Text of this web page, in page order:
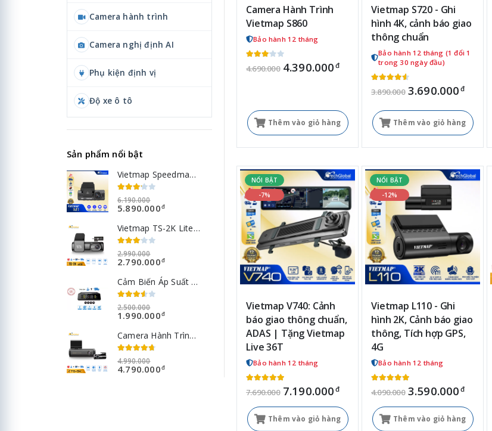
Camera Hành Trình
Vietmap S860
Bảo hành 12 tháng
4.690.000 4.390.000 đ
Thêm vào giỏ hàng
Vietmap S720 - Ghi
hình 4K, cảnh báo giao
thông chuẩn
Bảo hành 12 tháng (1 đổi 1
trong 30 ngày đầu)
3.890.000 3.690.000 đ
Thêm vào giỏ hàng
NỔI BẬT
-7%
Vietmap V740: Cảnh
báo giao thông chuẩn,
ADAS | Tặng Vietmap
Live 36T
Bảo hành 12 tháng
7.690.000 7.190.000 đ
Thêm vào giỏ hàng
NỔI BẬT
-12%
Vietmap L110 - Ghi
hình 2K, Cảnh báo giao
thông, Tích hợp GPS,
4G
Bảo hành 12 tháng
4.090.000 3.590.000 đ
Thêm vào giỏ hàng
Camera hành trình
Camera nghị định AI
Phụ kiện định vị
Độ xe ô tô
Sản phẩm nổi bật
Vietmap Speedmap M1: Siêu phẩm cảnh báo tốc độ, giá tốt | Tặng thẻ nhớ 64GB
6.190.000
5.890.000đ
Vietmap TS-2K Lite: Camera hành trình trước sau, Giá tốt [BH 12T]
2.990.000
2.790.000đ
Cảm Biến Áp Suất Lốp Vietmap V1 Van Ngoài
2.500.000
1.990.000đ
Camera Hành Trình Vietmap TS-5K Cảnh Báo Giao Thông
4.990.000
4.790.000đ